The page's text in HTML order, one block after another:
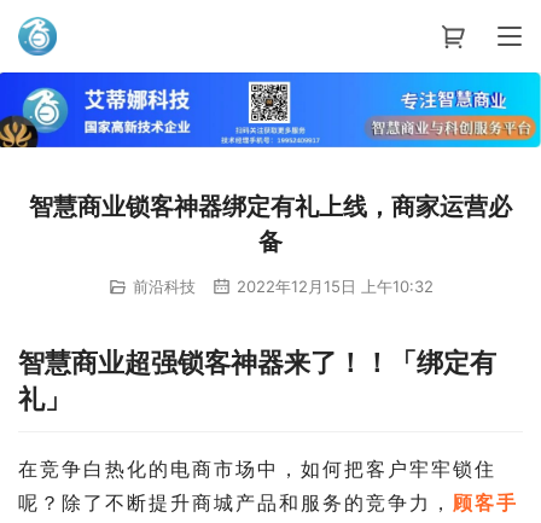
艾蒂娜科技
智慧商业锁客神器绑定有礼上线，商家运营必
备
前沿科技 2022年12月15日 上午10:32
智慧商业超强锁客神器来了！！「绑定有
礼」
在竞争白热化的电商市场中，如何把客户牢牢锁住
呢？除了不断提升商城产品和服务的竞争力， 顾客手